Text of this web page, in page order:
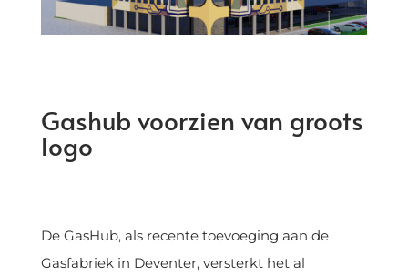
Gashub voorzien van groots
logo
De GasHub, als recente toevoeging aan de
Gasfabriek in Deventer, versterkt het al